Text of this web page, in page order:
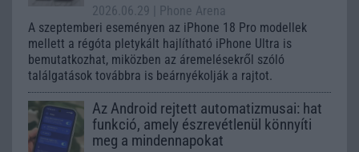
2026.06.29
| Phone Arena
A szeptemberi eseményen az iPhone 18 Pro modellek
mellett a régóta pletykált hajlítható iPhone Ultra is
bemutatkozhat, miközben az áremelésekről szóló
találgatások továbbra is beárnyékolják a rajtot.
Az Android rejtett automatizmusai: hat
funkció, amely észrevétlenül könnyíti
meg a mindennapokat